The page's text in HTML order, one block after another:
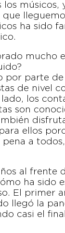
músicos,
ha sido
mucho
por parte
de nivel
lado, los
son
ellos
a
al
ha sido
El primer
llegó la
casi el